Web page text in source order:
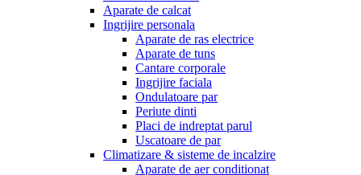
Aparate de calcat
Ingrijire personala
Aparate de ras electrice
Aparate de tuns
Cantare corporale
Ingrijire faciala
Ondulatoare par
Periute dinti
Placi de indreptat parul
Uscatoare de par
Climatizare & sisteme de incalzire
Aparate de aer conditionat